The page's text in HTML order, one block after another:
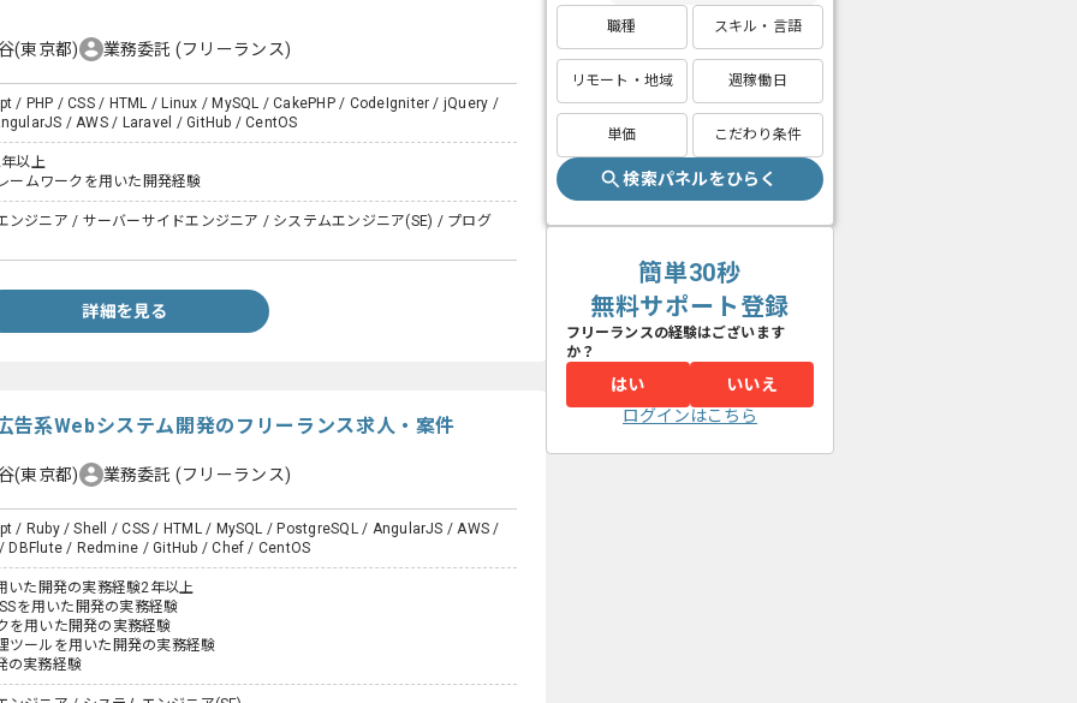
(東京都) 業務委託 (フリーランス)
/ PHP / CSS / HTML / Linux / MySQL / CakePHP / CodeIgniter / jQuery /
/ AWS / Laravel / GitHub / CentOS
以上
ームワークを用いた開発経験
ンジニア / サーバーサイドエンジニア / システムエンジニア(SE) / プログ
詳細を見る
告系Webシステム開発のフリーランス求人・案件
(東京都) 業務委託 (フリーランス)
/ Ruby / Shell / CSS / HTML / MySQL / PostgreSQL / AngularJS / AWS /
DBFlute / Redmine / GitHub / Chef / CentOS
いた開発の実務経験2年以上
を用いた開発の実務経験
を用いた開発の実務経験
ツールを用いた開発の実務経験
の実務経験
職種 スキル・言語
リモート・地域 週稼働日
単価 こだわり条件
検索パネルをひらく
簡単30秒
無料サポート登録
フリーランスの経験はございます
か？
はい
いいえ
ログインはこちら